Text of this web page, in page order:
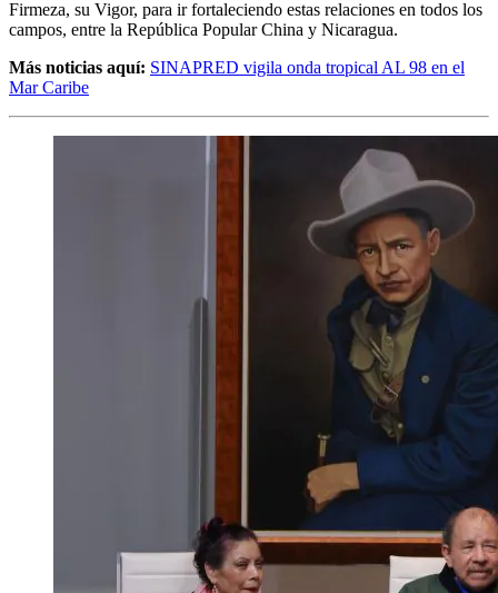
Firmeza, su Vigor, para ir fortaleciendo estas relaciones en todos los
campos, entre la República Popular China y Nicaragua.
Más noticias aquí: SINAPRED vigila onda tropical AL 98 en el
Mar Caribe